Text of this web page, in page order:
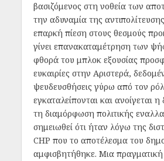
βασιζόμενος στη νοθεία των
την αδυναμία της
επαρκή πίεση στους θεσμούς
γίνει επανακαταμέτρηση των
φθορά του μπλοκ εξουσίας
ευκαιρίες στην Αριστερά,
ψευδευσθήσεις γύρω από τον
εγκαταλείπονται και ανοίγεται
τη διαμόρφωση πολιτικής
σημειωθεί ότι ήταν λόγω της
CHP που το αποτέλεσμα του
αμφισβητήθηκε. Μια πραγματική